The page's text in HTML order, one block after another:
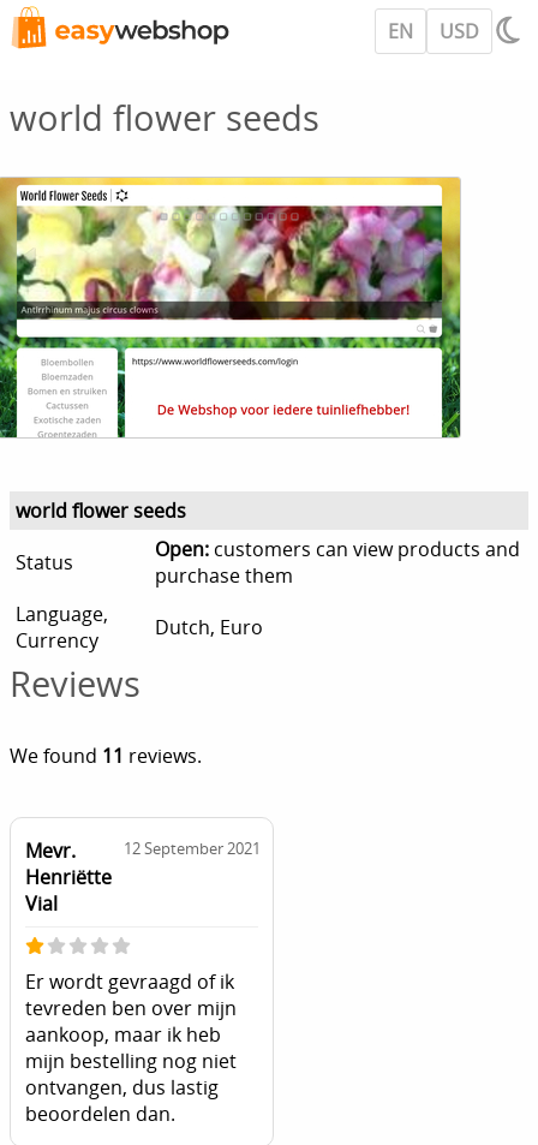
EN USD
world flower seeds
world flower seeds
Status
Open: customers can view products and
purchase them
Language,
Currency
Dutch, Euro
Reviews
We found 11 reviews.
Mevr.
Henriëtte
Vial
12 September 2021
Er wordt gevraagd of ik
tevreden ben over mijn
aankoop, maar ik heb
mijn bestelling nog niet
ontvangen, dus lastig
beoordelen dan.